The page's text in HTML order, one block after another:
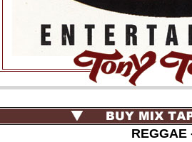
REGGAE